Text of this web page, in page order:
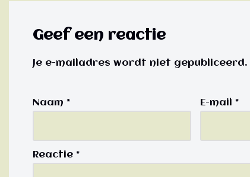
Geef een reactie
Je e-mailadres wordt niet gepubliceerd.
Naam * E-mail *
Reactie *